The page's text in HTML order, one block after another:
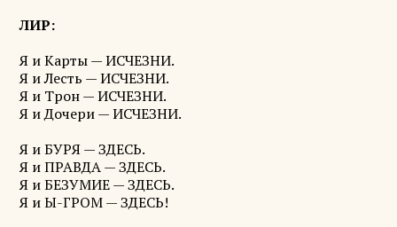
ЛИР:
Я и Карты — ИСЧЕЗНИ.
Я и Лесть — ИСЧЕЗНИ.
Я и Трон — ИСЧЕЗНИ.
Я и Дочери — ИСЧЕЗНИ.
Я и БУРЯ — ЗДЕСЬ.
Я и ПРАВДА — ЗДЕСЬ.
Я и БЕЗУМИЕ — ЗДЕСЬ.
Я и Ы-ГРОМ — ЗДЕСЬ!